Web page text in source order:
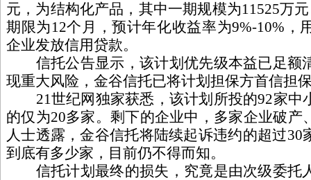
元，为结构化产品，其中一期规模为11525万
期限为12个月，预计年化收益率为9%-10%，
企业发放信用贷款。
信托公告显示，该计划优先级本益已足额
现重大风险，金谷信托已将计划担保方首信担
21世纪网独家获悉，该计划所投的92家中
的仅为20多家。剩下的企业中，多家企业破产
人士透露，金谷信托将陆续起诉违约的超过30
到底有多少家，目前仍不得而知。
信托计划最终的损失，究竟是由次级委托